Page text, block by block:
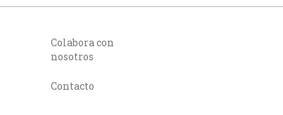
Colabora con
nosotros
Contacto